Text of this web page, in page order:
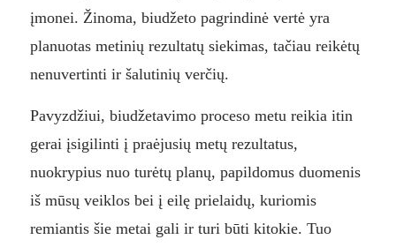
įmonei. Žinoma, biudžeto pagrindinė vertė yra
planuotas metinių rezultatų siekimas, tačiau reikėtų
nenuvertinti ir šalutinių verčių.
Pavyzdžiui, biudžetavimo proceso metu reikia itin
gerai įsigilinti į praėjusių metų rezultatus,
nuokrypius nuo turėtų planų, papildomus duomenis
iš mūsų veiklos bei į eilę prielaidų, kuriomis
remiantis šie metai gali ir turi būti kitokie. Tuo